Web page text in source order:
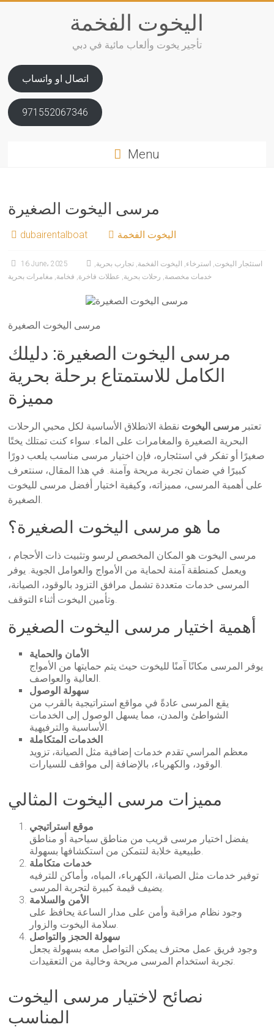
اليخوت الفخمة
تأجير يخوت وألعاب مائية في دبي
اتصال او واتساب
971552067346
Menu
مرسى اليخوت الصغيرة
dubairentalboat اليخوت الفخمة
16 June، 2025 استئجار اليخوت, استرخاء, اليخوت الفخمة, تجارب بحرية,
خدمات مخصصة, رحلات بحرية, عطلات فاخرة, فخامة, مغامرات بحرية
مرسى اليخوت الصغيرة
مرسى اليخوت الصغيرة: دليلك
الكامل للاستمتاع برحلة بحرية
مميزة
تعتبر مرسى اليخوت نقطة الانطلاق الأساسية لكل محبي الرحلات
البحرية الصغيرة والمغامرات على الماء. سواء كنت تمتلك يختًا
صغيرًا أو تفكر في استئجاره، فإن اختيار مرسى مناسب يلعب دورًا
كبيرًا في ضمان تجربة مريحة وآمنة. في هذا المقال، سنتعرف
على أهمية المرسى، مميزاته، وكيفية اختيار أفضل مرسى لليخوت
الصغيرة.
ما هو مرسى اليخوت الصغيرة؟
مرسى اليخوت هو المكان المخصص لرسو وتثبيت ذات الأحجام ،
ويعمل كمنطقة آمنة لحماية من الأمواج والعوامل الجوية. يوفر
المرسى خدمات متعددة تشمل مرافق التزود بالوقود، الصيانة،
وتأمين اليخوت أثناء التوقف.
أهمية اختيار مرسى اليخوت الصغيرة
الأمان والحماية
يوفر المرسى مكانًا آمنًا لليخوت حيث يتم حمايتها من الأمواج
العالية والعواصف.
سهولة الوصول
يقع المرسى عادةً في مواقع استراتيجية بالقرب من
الشواطئ والمدن، مما يسهل الوصول إلى الخدمات
الأساسية والترفيهية.
الخدمات المتكاملة
معظم المراسي تقدم خدمات إضافية مثل الصيانة، تزويد
الوقود، والكهرباء، بالإضافة إلى مواقف للسيارات.
مميزات مرسى اليخوت المثالي
موقع استراتيجي
يفضل اختيار مرسى قريب من مناطق سياحية أو مناطق
طبيعية خلابة لتتمكن من استكشافها بسهولة.
خدمات متكاملة
توفير خدمات مثل الصيانة، الكهرباء، المياه، وأماكن للترفيه
يضيف قيمة كبيرة لتجربة المرسى.
الأمن والسلامة
وجود نظام مراقبة وأمن على مدار الساعة يحافظ على
سلامة اليخوت والزوار.
سهولة الحجز والتواصل
وجود فريق عمل محترف يمكن التواصل معه بسهولة يجعل
تجربة استخدام المرسى مريحة وخالية من التعقيدات.
نصائح لاختيار مرسى اليخوت
المناسب